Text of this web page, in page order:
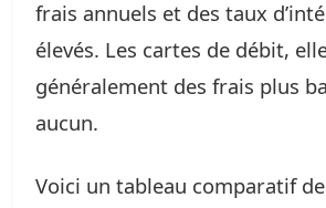
frais annuels et des taux
élevés. Les cartes de débit,
généralement des frais plus
aucun.
Voici un tableau comparatif